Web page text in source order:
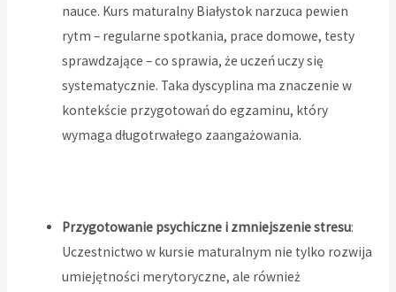
nauce. Kurs maturalny Białystok narzuca pewien
rytm – regularne spotkania, prace domowe, testy
sprawdzające – co sprawia, że uczeń uczy się
systematycznie. Taka dyscyplina ma znaczenie w
kontekście przygotowań do egzaminu, który
wymaga długotrwałego zaangażowania.
Przygotowanie psychiczne i zmniejszenie stresu:
Uczestnictwo w kursie maturalnym nie tylko rozwija
umiejętności merytoryczne, ale również